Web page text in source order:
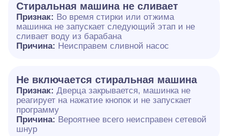
Cтиральная машина не сливает
Признак: Во время стирки или отжима
машинка не запускает следующий этап и не
сливает воду из барабана
Причина: Неисправем сливной насос
Не включается стиральная машина
Признак: Дверца закрывается, машинка не
реагирует на нажатие кнопок и не запускает
программу
Причина: Вероятнее всего неисправен сетевой
шнур